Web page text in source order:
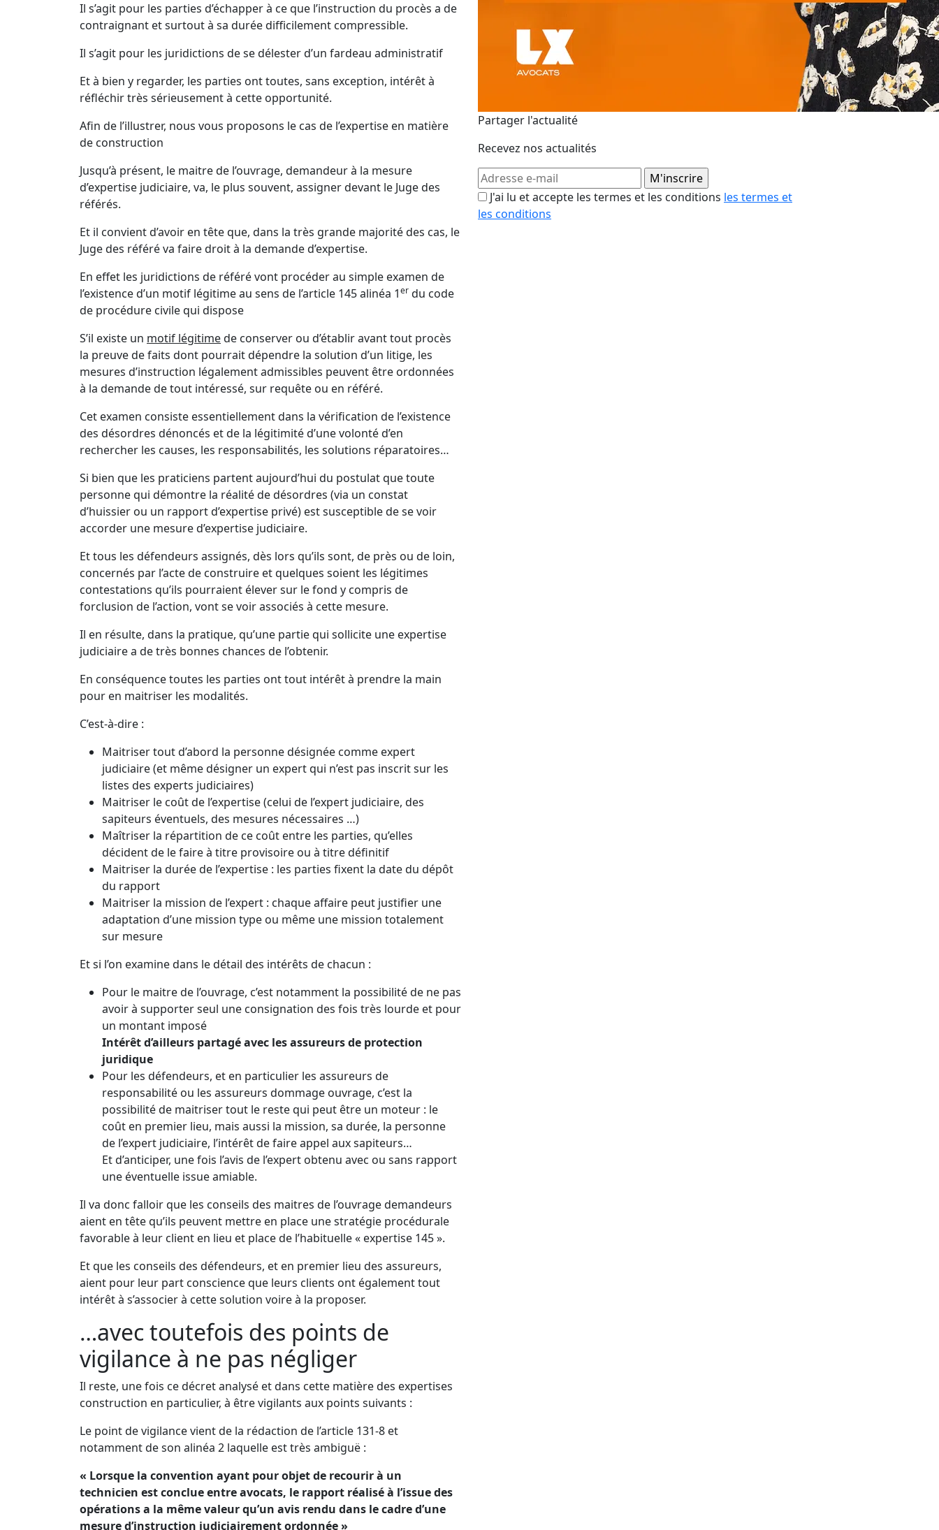
Il s’agit pour les parties d’échapper à ce que l’instruction du procès a de
contraignant et surtout à sa durée difficilement compressible.
Il s’agit pour les juridictions de se délester d’un fardeau administratif
Et à bien y regarder, les parties ont toutes, sans exception, intérêt à
réfléchir très sérieusement à cette opportunité.
Afin de l’illustrer, nous vous proposons le cas de l’expertise en matière
de construction
Jusqu’à présent, le maitre de l’ouvrage, demandeur à la mesure
d’expertise judiciaire, va, le plus souvent, assigner devant le Juge des
référés.
Et il convient d’avoir en tête que, dans la très grande majorité des cas, le
Juge des référé va faire droit à la demande d’expertise.
En effet les juridictions de référé vont procéder au simple examen de
l’existence d’un motif légitime au sens de l’article 145 alinéa 1er du code
de procédure civile qui dispose
S’il existe un motif légitimede conserver ou d’établir avant tout procès
la preuve de faits dont pourrait dépendre la solution d’un litige, les
mesures d’instruction légalement admissibles peuvent être ordonnées
à la demande de tout intéressé, sur requête ou en référé.
Cet examen consiste essentiellement dans la vérification de l’existence
des désordres dénoncés et de la légitimité d’une volonté d’en
rechercher les causes, les responsabilités, les solutions réparatoires…
Si bien que les praticiens partent aujourd’hui du postulat que toute
personne qui démontre la réalité de désordres (via un constat
d’huissier ou un rapport d’expertise privé) est susceptible de se voir
accorder une mesure d’expertise judiciaire.
Et tous les défendeurs assignés, dès lors qu’ils sont, de près ou de loin,
concernés par l’acte de construire et quelques soient les légitimes
contestations qu’ils pourraient élever sur le fond y compris de
forclusion de l’action, vont se voir associés à cette mesure.
Il en résulte, dans la pratique, qu’une partie qui sollicite une expertise
judiciaire a de très bonnes chances de l’obtenir.
En conséquence toutes les parties ont tout intérêt à prendre la main
pour en maitriser les modalités.
C’est-à-dire :
Maitriser tout d’abord la personne désignée comme expert
judiciaire (et même désigner un expert qui n’est pas inscrit sur les
listes des experts judiciaires)
Maitriser le coût de l’expertise (celui de l’expert judiciaire, des
sapiteurs éventuels, des mesures nécessaires …)
Maîtriser la répartition de ce coût entre les parties, qu’elles
décident de le faire à titre provisoire ou à titre définitif
Maitriser la durée de l’expertise : les parties fixent la date du dépôt
du rapport
Maitriser la mission de l’expert : chaque affaire peut justifier une
adaptation d’une mission type ou même une mission totalement
sur mesure
Et si l’on examine dans le détail des intérêts de chacun :
Pour le maitre de l’ouvrage, c’est notamment la possibilité de ne pas
avoir à supporter seul une consignation des fois très lourde et pour
un montant imposé
Intérêt d’ailleurs partagé avec les assureurs de protection
juridique
Pour les défendeurs, et en particulier les assureurs de
responsabilité ou les assureurs dommage ouvrage, c’est la
possibilité de maitriser tout le reste qui peut être un moteur : le
coût en premier lieu, mais aussi la mission, sa durée, la personne
de l’expert judiciaire, l’intérêt de faire appel aux sapiteurs…
Et d’anticiper, une fois l’avis de l’expert obtenu avec ou sans rapport
une éventuelle issue amiable.
Il va donc falloir que les conseils des maitres de l’ouvrage demandeurs
aient en tête qu’ils peuvent mettre en place une stratégie procédurale
favorable à leur client en lieu et place de l’habituelle « expertise 145 ».
Et que les conseils des défendeurs, et en premier lieu des assureurs,
aient pour leur part conscience que leurs clients ont également tout
intérêt à s’associer à cette solution voire à la proposer.
…avec toutefois des points de
vigilance à ne pas négliger
Il reste, une fois ce décret analysé et dans cette matière des expertises
construction en particulier, à être vigilants aux points suivants :
Le point de vigilance vient de la rédaction de l’article 131-8 et
notamment de son alinéa 2 laquelle est très ambiguë :
« Lorsque la convention ayant pour objet de recourir à un
technicien est conclue entre avocats, le rapport réalisé à l’issue des
opérations a la même valeur qu’un avis rendu dans le cadre d’une
mesure d’instruction judiciairement ordonnée »
Partager l'actualité
Recevez nos actualités
J'ai lu et accepte les termes et les conditions les termes et
les conditions